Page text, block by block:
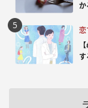
か
恋